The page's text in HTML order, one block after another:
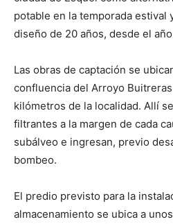
potable en la temporada estival
diseño de 20 años, desde el
Las obras de captación se
confluencia del Arroyo
kilómetros de la localidad. Allí
filtrantes a la margen de cada
subálveo e ingresan, previo
bombeo.
El predio previsto para la
almacenamiento se ubica a